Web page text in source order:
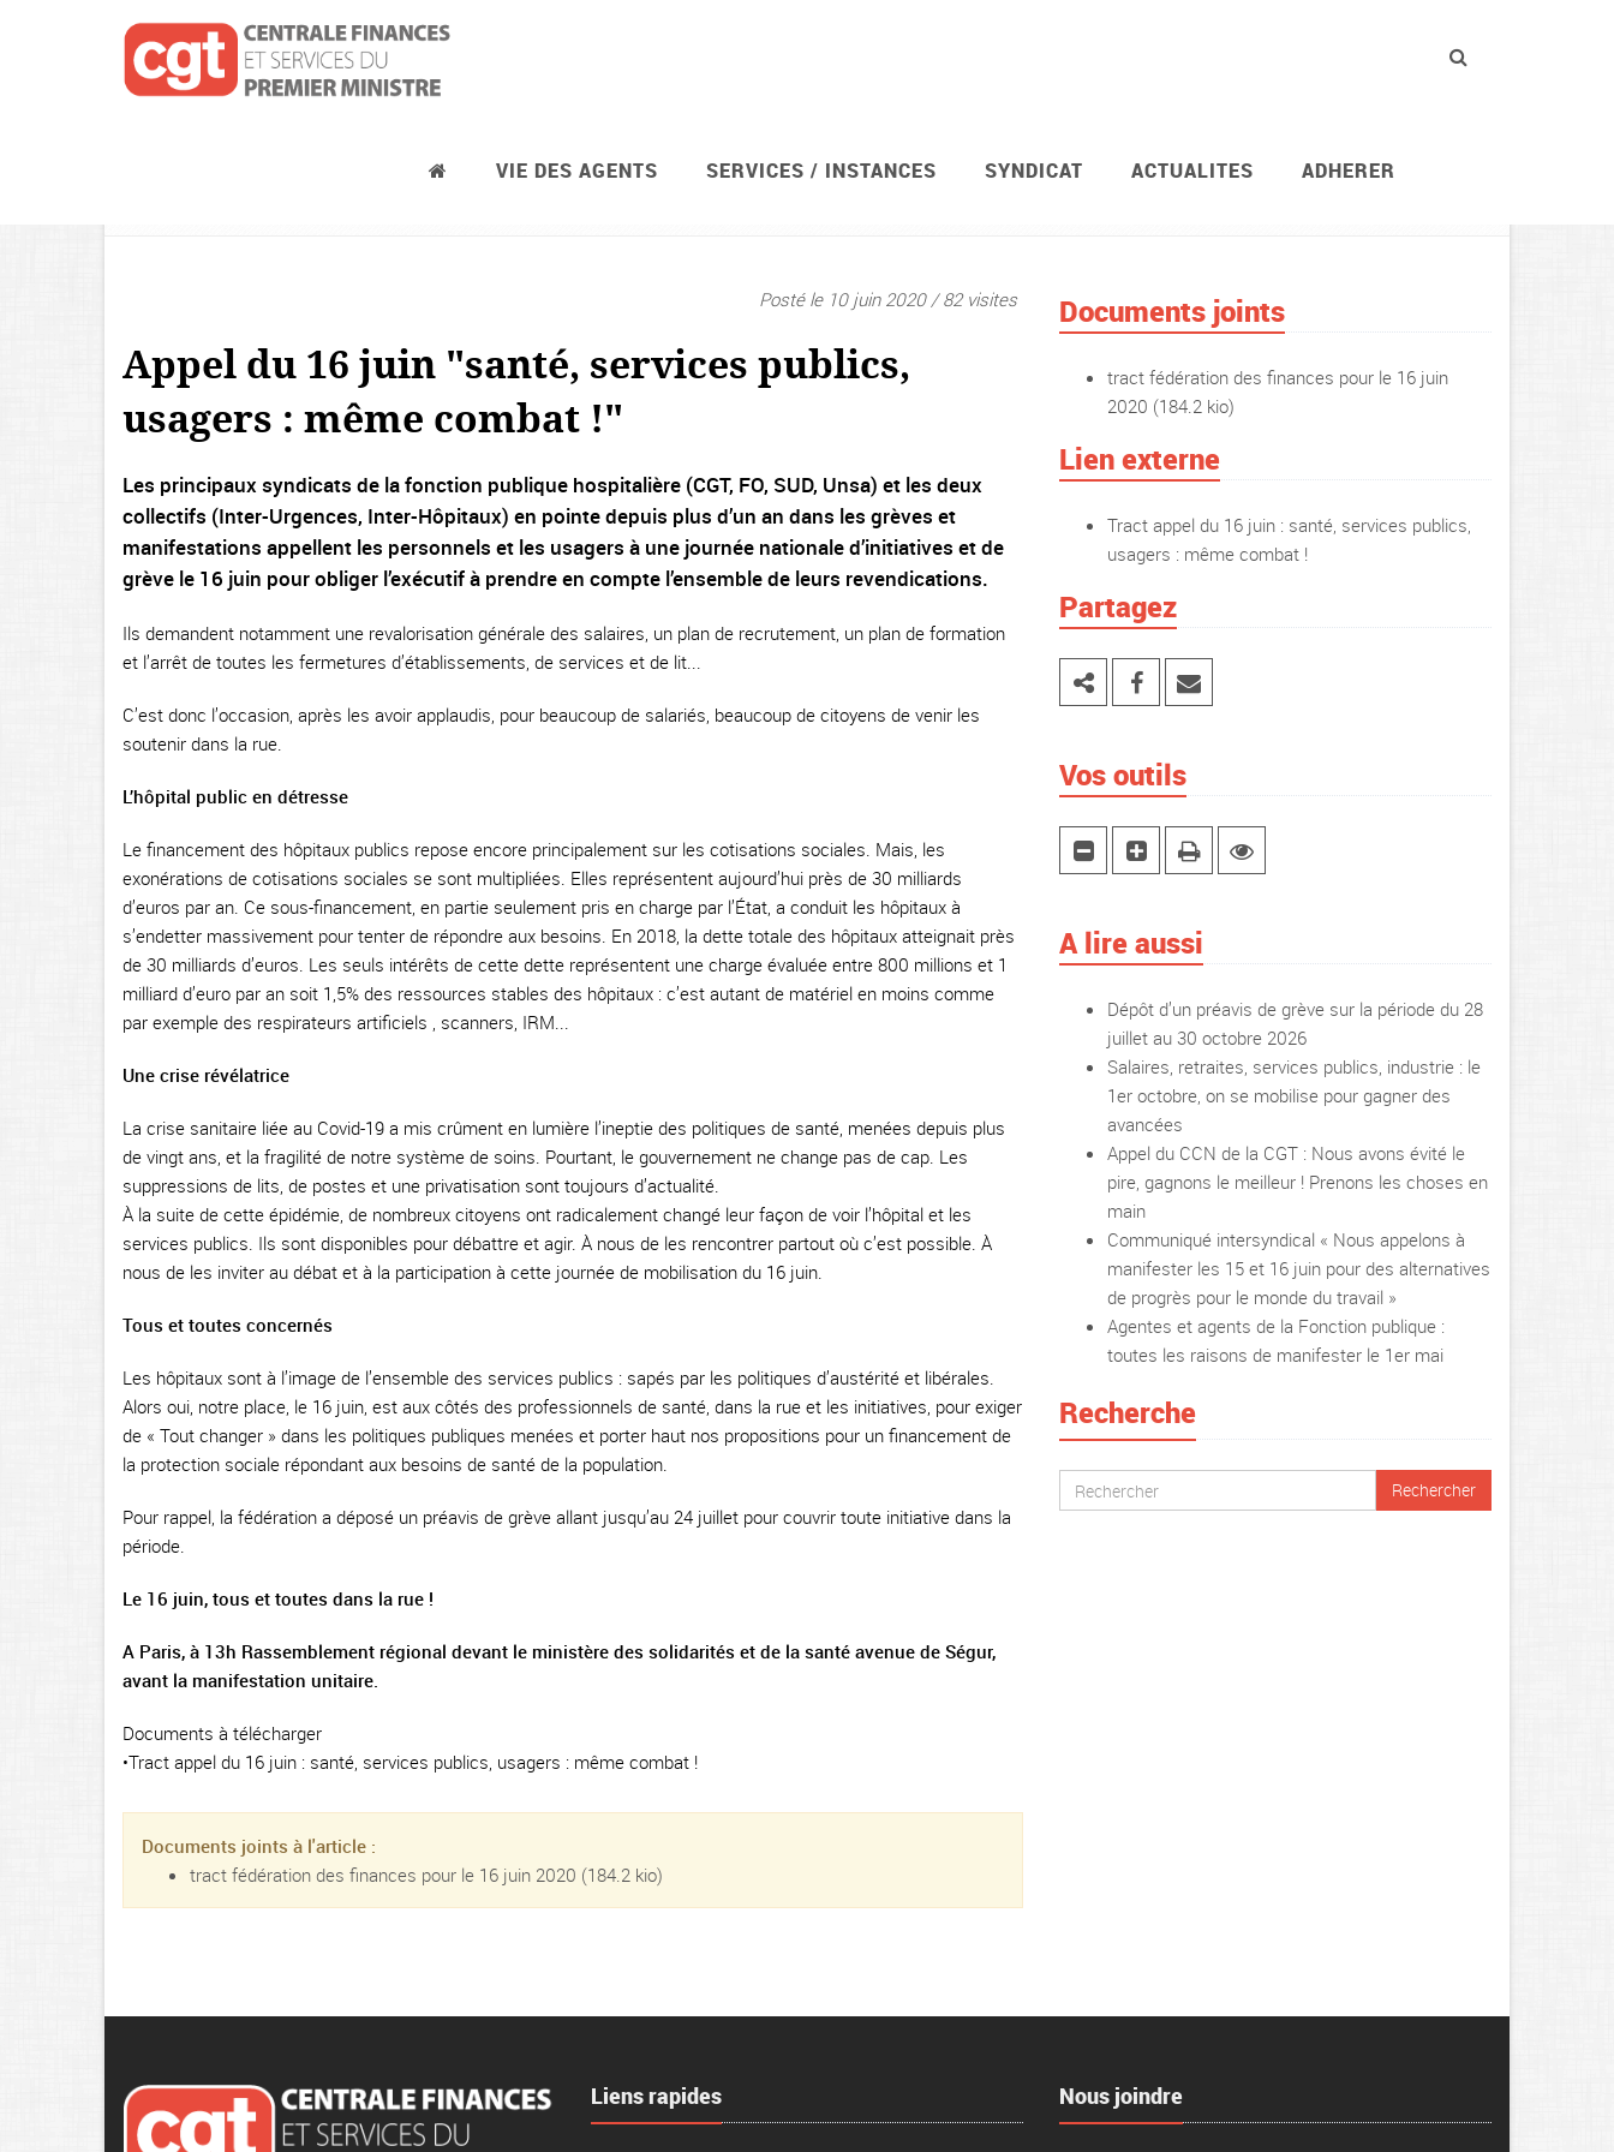
VIE DES AGENTS SERVICES / INSTANCES SYNDICAT ACTUALITES ADHERER
Journées d’actions syndicales, préavis de grève et votations
Posté le 10 juin 2020 / 82 visites
Appel du 16 juin "santé, services publics,
usagers : même combat !"
Les principaux syndicats de la fonction publique hospitalière (CGT, FO, SUD, Unsa) et les deux
collectifs (Inter-Urgences, Inter-Hôpitaux) en pointe depuis plus d’un an dans les grèves et
manifestations appellent les personnels et les usagers à une journée nationale d’initiatives et de
grève le 16 juin pour obliger l’exécutif à prendre en compte l’ensemble de leurs revendications.
Ils demandent notamment une revalorisation générale des salaires, un plan de recrutement, un plan de formation
et l’arrêt de toutes les fermetures d’établissements, de services et de lit...
C’est donc l’occasion, après les avoir applaudis, pour beaucoup de salariés, beaucoup de citoyens de venir les
soutenir dans la rue.
L’hôpital public en détresse
Le financement des hôpitaux publics repose encore principalement sur les cotisations sociales. Mais, les
exonérations de cotisations sociales se sont multipliées. Elles représentent aujourd’hui près de 30 milliards
d’euros par an. Ce sous-financement, en partie seulement pris en charge par l’État, a conduit les hôpitaux à
s’endetter massivement pour tenter de répondre aux besoins. En 2018, la dette totale des hôpitaux atteignait près
de 30 milliards d’euros. Les seuls intérêts de cette dette représentent une charge évaluée entre 800 millions et 1
milliard d’euro par an soit 1,5% des ressources stables des hôpitaux : c’est autant de matériel en moins comme
par exemple des respirateurs artificiels , scanners, IRM...
Une crise révélatrice
La crise sanitaire liée au Covid-19 a mis crûment en lumière l’ineptie des politiques de santé, menées depuis plus
de vingt ans, et la fragilité de notre système de soins. Pourtant, le gouvernement ne change pas de cap. Les
suppressions de lits, de postes et une privatisation sont toujours d’actualité.
À la suite de cette épidémie, de nombreux citoyens ont radicalement changé leur façon de voir l’hôpital et les
services publics. Ils sont disponibles pour débattre et agir. À nous de les rencontrer partout où c’est possible. À
nous de les inviter au débat et à la participation à cette journée de mobilisation du 16 juin.
Tous et toutes concernés
Les hôpitaux sont à l’image de l’ensemble des services publics : sapés par les politiques d’austérité et libérales.
Alors oui, notre place, le 16 juin, est aux côtés des professionnels de santé, dans la rue et les initiatives, pour exiger
de « Tout changer » dans les politiques publiques menées et porter haut nos propositions pour un financement de
la protection sociale répondant aux besoins de santé de la population.
Pour rappel, la fédération a déposé un préavis de grève allant jusqu’au 24 juillet pour couvrir toute initiative dans la
période.
Le 16 juin, tous et toutes dans la rue !
A Paris, à 13h Rassemblement régional devant le ministère des solidarités et de la santé avenue de Ségur,
avant la manifestation unitaire.
Documents à télécharger
•Tract appel du 16 juin : santé, services publics, usagers : même combat !
Documents joints à l'article :
tract fédération des finances pour le 16 juin 2020 (184.2 kio)
Documents joints
tract fédération des finances pour le 16 juin
2020 (184.2 kio)
Lien externe
Tract appel du 16 juin : santé, services publics,
usagers : même combat !
Partagez
Vos outils
A lire aussi
Dépôt d’un préavis de grève sur la période du 28
juillet au 30 octobre 2026
Salaires, retraites, services publics, industrie : le
1er octobre, on se mobilise pour gagner des
avancées
Appel du CCN de la CGT : Nous avons évité le
pire, gagnons le meilleur ! Prenons les choses en
main
Communiqué intersyndical « Nous appelons à
manifester les 15 et 16 juin pour des alternatives
de progrès pour le monde du travail »
Agentes et agents de la Fonction publique :
toutes les raisons de manifester le 1er mai
Recherche
Liens rapides Nous joindre